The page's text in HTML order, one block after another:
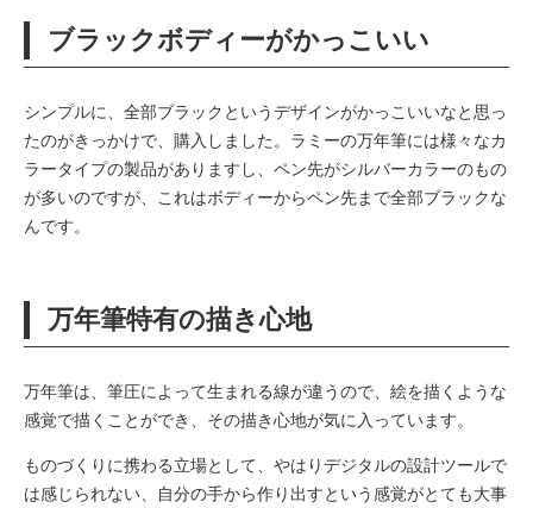
ブラックボディーがかっこいい
シンプルに、全部ブラックというデザインがかっこいいなと思っ
たのがきっかけで、購入しました。ラミーの万年筆には様々なカ
ラータイプの製品がありますし、ペン先がシルバーカラーのもの
が多いのですが、これはボディーからペン先まで全部ブラックな
んです。
万年筆特有の描き心地
万年筆は、筆圧によって生まれる線が違うので、絵を描くような
感覚で描くことができ、その描き心地が気に入っています。
ものづくりに携わる立場として、やはりデジタルの設計ツールで
は感じられない、自分の手から作り出すという感覚がとても大事